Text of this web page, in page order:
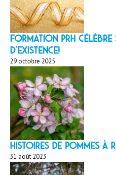
Formation PRH célèbre
d’existence!
29 octobre 2025
HISTOIRES DE
31 août 2023